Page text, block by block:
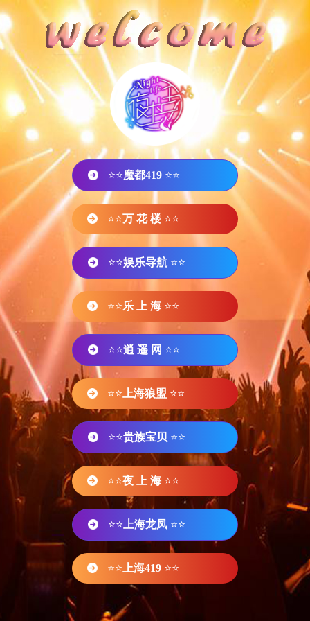
⭐⭐魔都419 ⭐⭐
⭐⭐万 花 楼 ⭐⭐
⭐⭐娱乐导航 ⭐⭐
⭐⭐乐 上 海 ⭐⭐
⭐⭐逍 遥 网 ⭐⭐
⭐⭐ 上海狼盟 ⭐⭐
⭐⭐贵族宝贝 ⭐⭐
⭐⭐夜 上 海 ⭐⭐
⭐⭐ 上海龙凤 ⭐⭐
⭐⭐ 上海419 ⭐⭐